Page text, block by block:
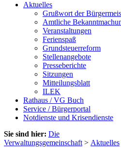
Aktuelles
Grußwort der
Amtliche
Veranstaltungen
Ferienspaß
Grundsteuerreform
Stellenangebote
Presseberichte
Sitzungen
Mitteilungsblatt
ILEK
Rathaus / VG Buch
Service / Bürgerportal
Notdienste und Krisendienste
Sie sind hier: Die
Verwaltungsgemeinschaft > Aktuelles